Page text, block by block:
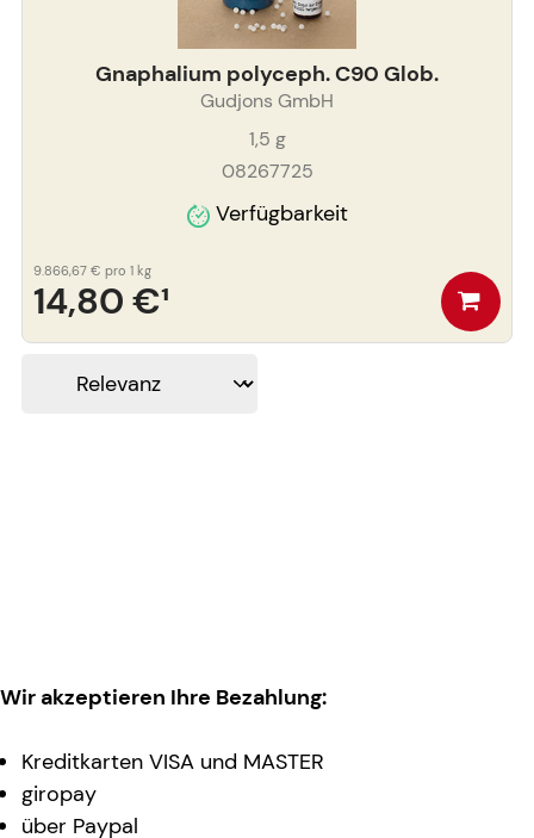
Gnaphalium polyceph. C90 Glob.
Gudjons GmbH
1,5 g
08267725
Verfügbarkeit
14,80 €¹
9.866,67 € pro 1 kg
Wir akzeptieren Ihre Bezahlung:
Kreditkarten VISA und MASTER
giropay
über Paypal